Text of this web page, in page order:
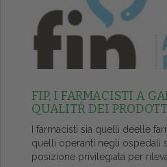
FIP, I FARMACISTI A
QUALITŔ DEI
I farmacisti sia quelli deelle
quelli operanti negli ospedali
posizione privilegiata per